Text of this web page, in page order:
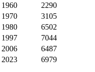
1960
2290
1970
3105
1980
6502
1997
7044
2006
6487
2023
6979